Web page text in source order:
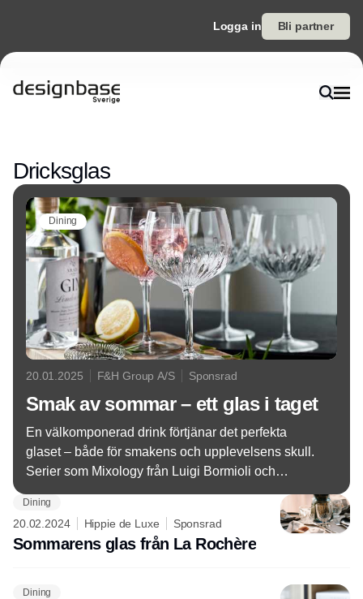
Logga in Bli partner
Dricksglas
Dining
20.01.2025 F&H Group A/S Sponsrad
Smak av sommar – ett glas i taget
En välkomponerad drink förtjänar det perfekta
glaset – både för smakens och upplevelsens skull.
Serier som Mixology från Luigi Bormioli och
Glas lyfter serveringen till nya höjder och skapar en
stämningsfull inramning för sommarens fester.
Dining
20.02.2024 Hippie de Luxe Sponsrad
Sommarens glas från La Rochère
Dining